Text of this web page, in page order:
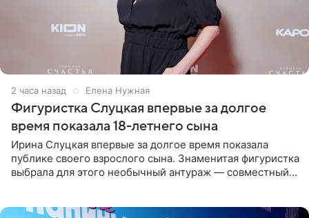
2 часа назад Елена Нужная
Фигуристка Слуцкая впервые за долгое
время показала 18-летнего сына
Ирина Слуцкая впервые за долгое время показала
публике своего взрослого сына. Знаменитая фигуристка
выбрала для этого необычный антураж — совместный